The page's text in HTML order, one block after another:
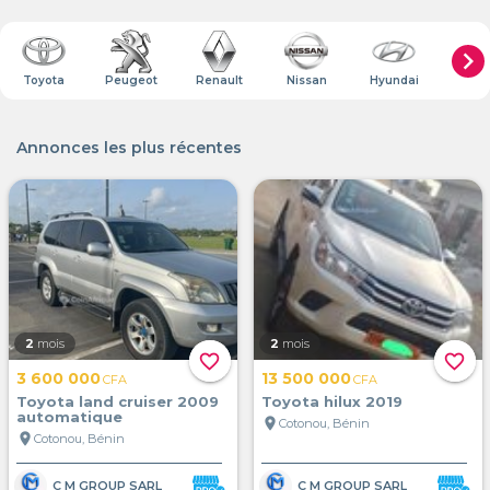
chevron_right
Toyota Peugeot Renault Nissan Hyundai
Annonces les plus récentes
favorite_border
2 mois
3 600 000CFA
Toyota land cruiser 2009
automatique
location_on Cotonou, Bénin
C M GROUP SARL
favorite_border
2 mois
13 500 000CFA
Toyota hilux 2019
location_on Cotonou, Bénin
C M GROUP SARL